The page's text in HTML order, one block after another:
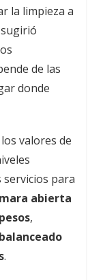
la limpieza a
de las
donde
valores de
servicios para
abierta
,
.